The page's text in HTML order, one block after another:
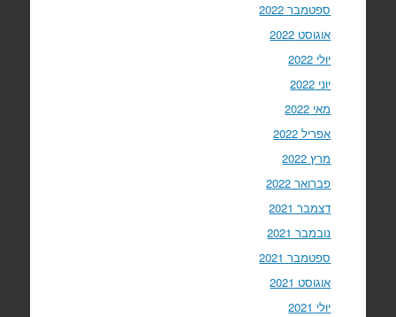
ספטמבר 2022
אוגוסט 2022
יולי 2022
יוני 2022
מאי 2022
אפריל 2022
מרץ 2022
פברואר 2022
דצמבר 2021
נובמבר 2021
ספטמבר 2021
אוגוסט 2021
יולי 2021